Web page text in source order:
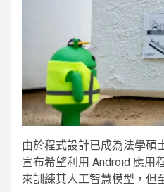
由於程式設計已成為法學碩
宣布希望利用 Android 應用
來訓練其人工智慧模型，但